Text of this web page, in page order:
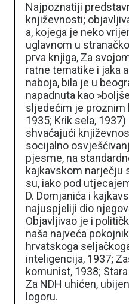
Najpoznatiji
književnosti;
a, kojega je neko
uglavnom u
prva knjiga, Za
ratne tematike i jaka
naboja, bila je u
napadnuta kao
sljedećim je proznim
1935; Krik sela,
shvaćajući
socijalno
pjesme, na
kajkavskom narječju
su, iako pod
D. Domjanića i
najuspjeliji dio
Objavljivao je i
naša najveća
hrvatskoga
inteligencija, 1937;
komunist, 1938;
Za NDH uhićen,
logoru.